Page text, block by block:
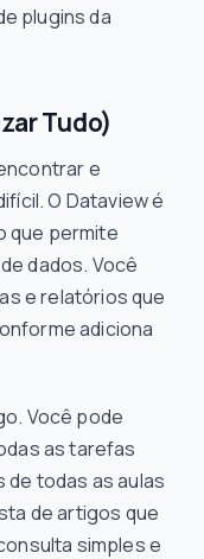
plugins da
Tudo)
e
O Dataview é
que permite
dados. Você
e relatórios que
adiciona
Você pode
as tarefas
de todas as aulas
de artigos que
simples e